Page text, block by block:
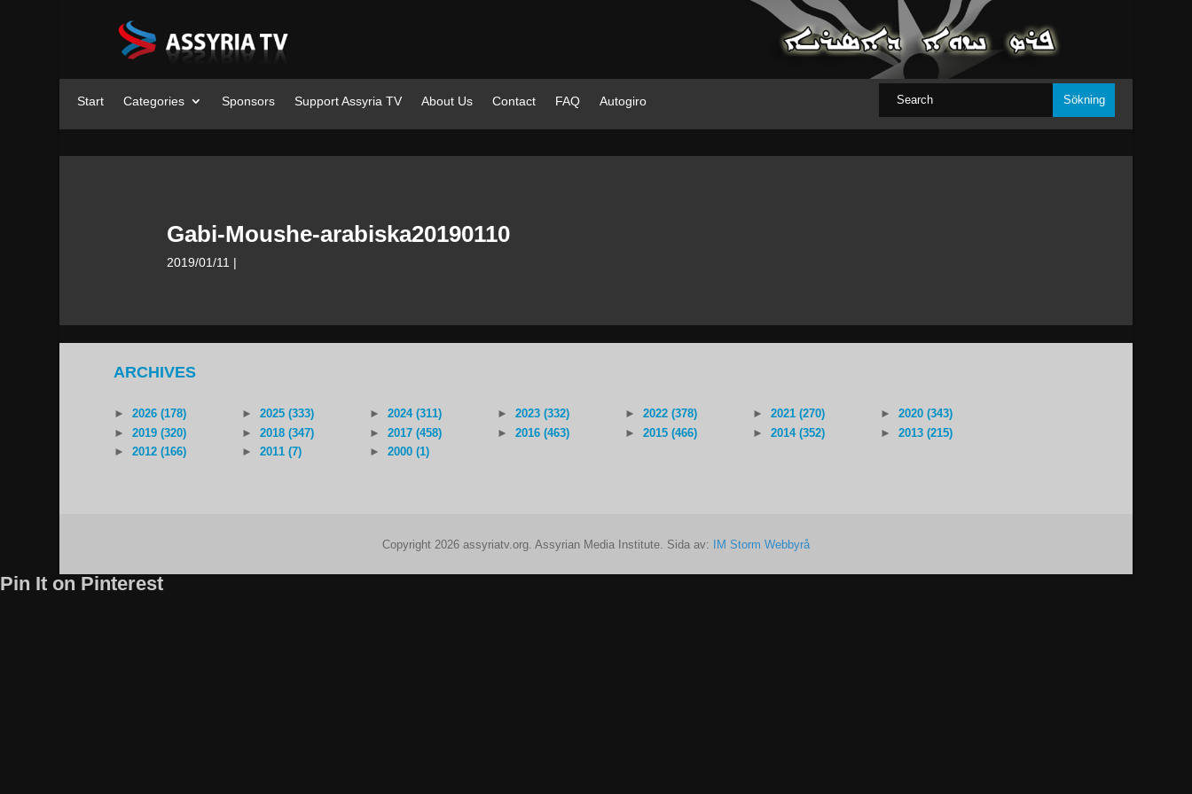
Start Categories Sponsors Support Assyria TV About Us Contact FAQ Autogiro
Gabi-Moushe-arabiska20190110
2019/01/11 |
ARCHIVES
► 2026 (178) ► 2025 (333) ► 2024 (311) ► 2023 (332) ► 2022 (378) ► 2021 (270) ►
2020 (343)
►
2019 (320) ► 2018 (347) ► 2017 (458) ► 2016 (463) ► 2015 (466) ► 2014 (352) ►
2013 (215)
►
2012 (166) ► 2011 (7) ► 2000 (1)
Copyright 2026 assyriatv.org. Assyrian Media Institute. Sida av: IM Storm Webbyrå
Pin It on Pinterest